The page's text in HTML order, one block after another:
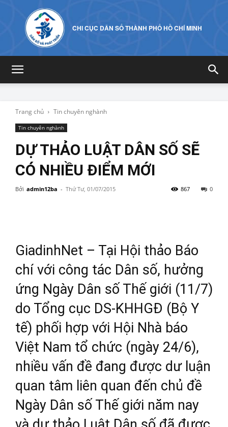
CHI CỤC DÂN SỐ THÀNH PHỐ HỒ CHÍ MINH
Trang chủ Tin chuyên nghành
Tin chuyên nghành
DỰ THẢO LUẬT DÂN SỐ SẼ
CÓ NHIỀU ĐIỂM MỚI
Bởi admin12ba - Thứ Tư, 01/07/2015 0
867
GiadinhNet – Tại Hội thảo Báo
chí với công tác Dân số, hưởng
ứng Ngày Dân số Thế giới (11/7)
do Tổng cục DS-KHHGĐ (Bộ Y
tế) phối hợp với Hội Nhà báo
Việt Nam tổ chức (ngày 24/6),
nhiều vấn đề đang được dư luận
quan tâm liên quan đến chủ đề
Ngày Dân số Thế giới năm nay